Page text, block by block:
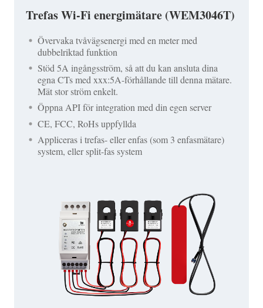
Trefas Wi-Fi energimätare (WEM3046T)
Övervaka tvåvägsenergi med en meter med
dubbelriktad funktion
Stöd 5A ingångsström, så att du kan ansluta dina
egna CTs med xxx:5A-förhållande till denna mätare.
Mät stor ström enkelt.
Öppna API för integration med din egen server
CE, FCC, RoHs uppfyllda
Appliceras i trefas- eller enfas (som 3 enfasmätare)
system, eller split-fas system